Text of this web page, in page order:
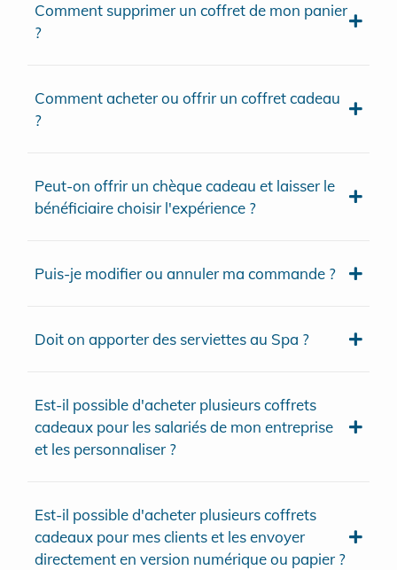
Comment supprimer un coffret de mon panier
?
Comment acheter ou offrir un coffret cadeau
?
Peut-on offrir un chèque cadeau et laisser le
bénéficiaire choisir l'expérience ?
Puis-je modifier ou annuler ma commande ?
Doit on apporter des serviettes au Spa ?
Est-il possible d'acheter plusieurs coffrets
cadeaux pour les salariés de mon entreprise
et les personnaliser ?
Est-il possible d'acheter plusieurs coffrets
cadeaux pour mes clients et les envoyer
directement en version numérique ou papier ?